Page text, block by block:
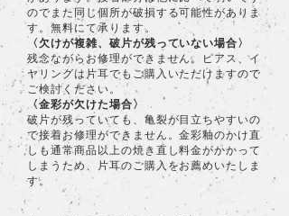
のでまた同じ個所が破損する可能性がありま
す。無料にて承ります。
〈欠けが複雑、破片が残っていない場合〉
残念ながらお修理ができません。ピアス、イ
ヤリングは片耳でもご購入いただけますので
ご検討ください。
〈金彩が欠けた場合〉
破片が残っていても、亀裂が目立ちやすいの
で接着お修理ができません。金彩釉のかけ直
しも通常商品以上の焼き直し料金がかかって
しまうため、片耳のご購入をお薦めいたしま
す。